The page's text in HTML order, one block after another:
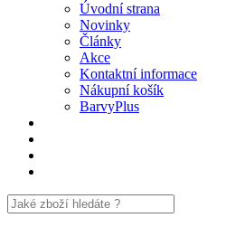
Úvodní strana
Novinky
Články
Akce
Kontaktní informace
Nákupní košík
BarvyPlus